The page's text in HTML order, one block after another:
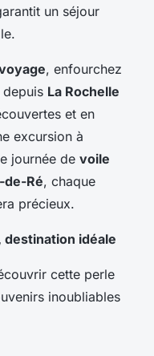
un séjour
, enfourchez
La Rochelle
et en
excursion à
journée de voile
de-Ré, chaque
précieux.
destination idéale
cette perle
inoubliables